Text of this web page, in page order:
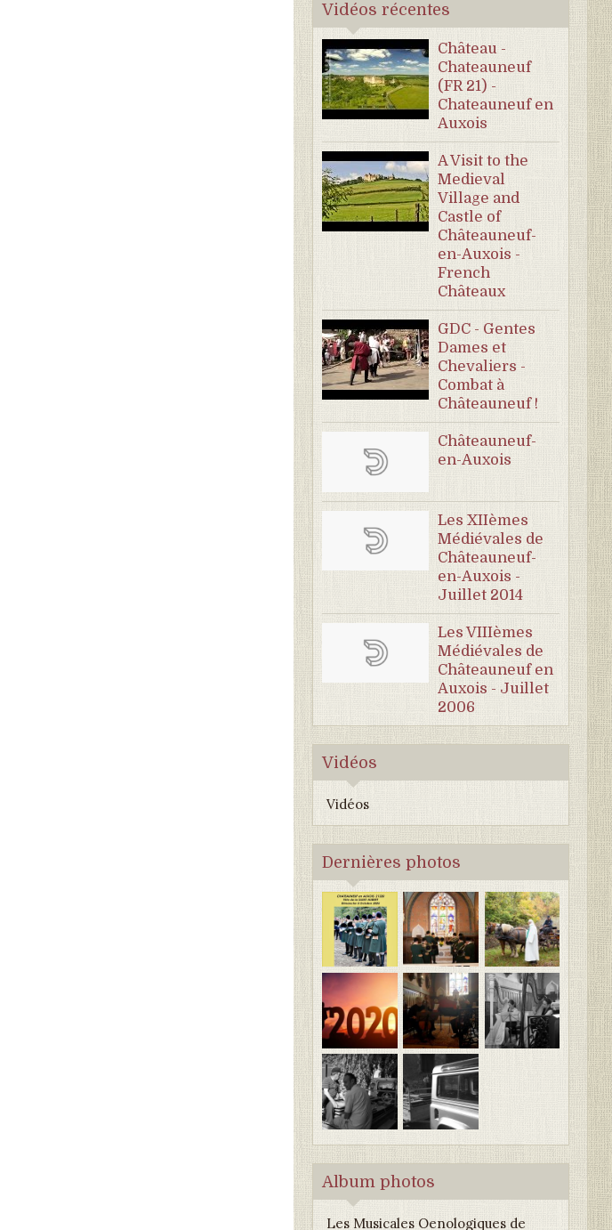
Vidéos récentes
Château -
Chateauneuf
(FR 21) -
Chateauneuf en
Auxois
A Visit to the
Medieval
Village and
Castle of
Châteauneuf-
en-Auxois -
French
Châteaux
GDC - Gentes
Dames et
Chevaliers -
Combat à
Châteauneuf !
Châteauneuf-
en-Auxois
Les XIIèmes
Médiévales de
Châteauneuf-
en-Auxois -
Juillet 2014
Les VIIIèmes
Médiévales de
Châteauneuf en
Auxois - Juillet
2006
Vidéos
Vidéos
Dernières photos
Album photos
Les Musicales Oenologiques de